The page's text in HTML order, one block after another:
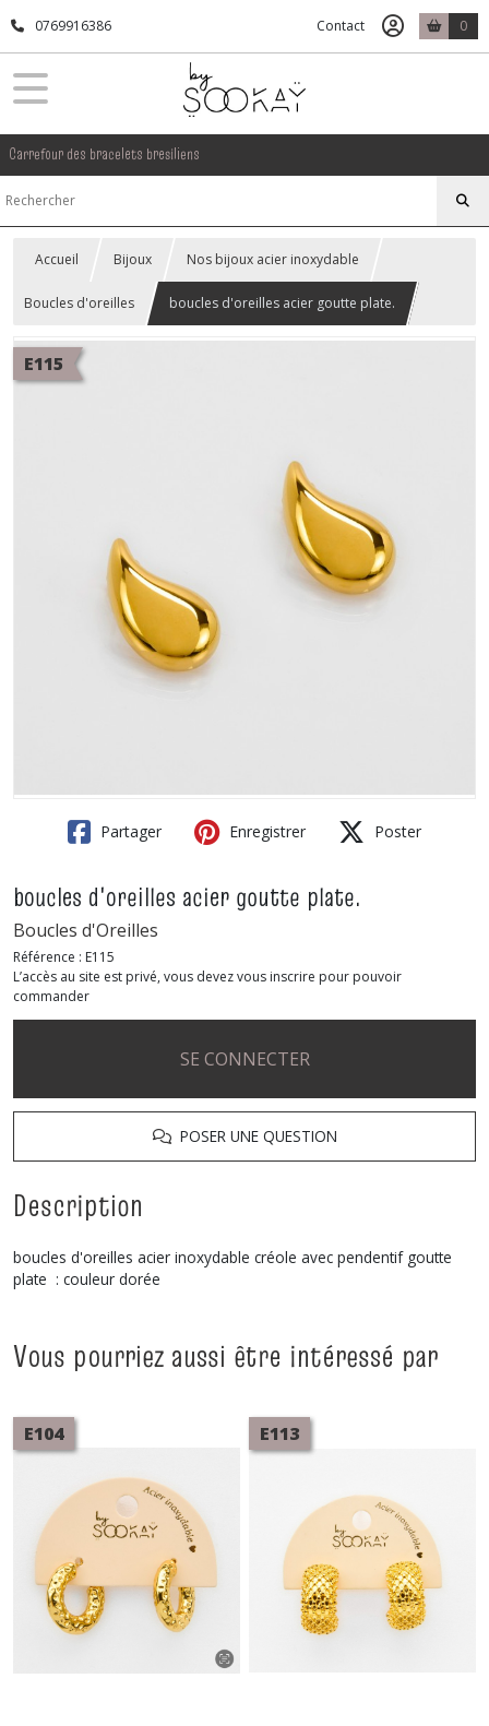
0769916386 Contact 0
Carrefour des bracelets bresiliens
Accueil Bijoux Nos bijoux acier inoxydable
Boucles d'oreilles boucles d'oreilles acier goutte plate.
E115
Partager Enregistrer Poster
boucles d'oreilles acier goutte plate.
Boucles d'Oreilles
Référence : E115
L’accès au site est privé, vous devez vous inscrire pour pouvoir
commander
SE CONNECTER
POSER UNE QUESTION
Description
boucles d'oreilles acier inoxydable créole avec pendentif goutte
plate : couleur dorée
Vous pourriez aussi être intéressé par
E104 E113